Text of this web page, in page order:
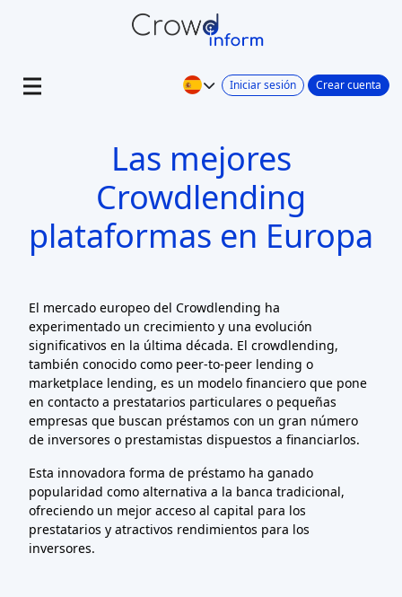
Iniciar sesión Crear cuenta
Las mejores
Crowdlending
plataformas en Europa
El mercado europeo del Crowdlending ha
experimentado un crecimiento y una evolución
significativos en la última década. El crowdlending,
también conocido como peer-to-peer lending o
marketplace lending, es un modelo financiero que pone
en contacto a prestatarios particulares o pequeñas
empresas que buscan préstamos con un gran número
de inversores o prestamistas dispuestos a financiarlos.
Esta innovadora forma de préstamo ha ganado
popularidad como alternativa a la banca tradicional,
ofreciendo un mejor acceso al capital para los
prestatarios y atractivos rendimientos para los
inversores.